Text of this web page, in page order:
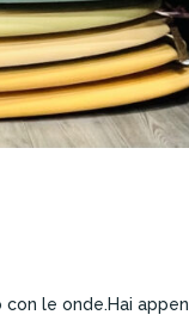
con le onde.Hai